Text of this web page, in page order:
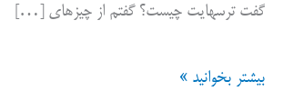
گفت ترسهایت چیست؟ گفتم از چیزهای […]
گفت
بیشتر بخوانید »